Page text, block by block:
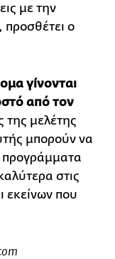
με την
προσθέτει ο
γίνονται
από τον
της μελέτης
μπορούν να
προγράμματα
στις
εκείνων που